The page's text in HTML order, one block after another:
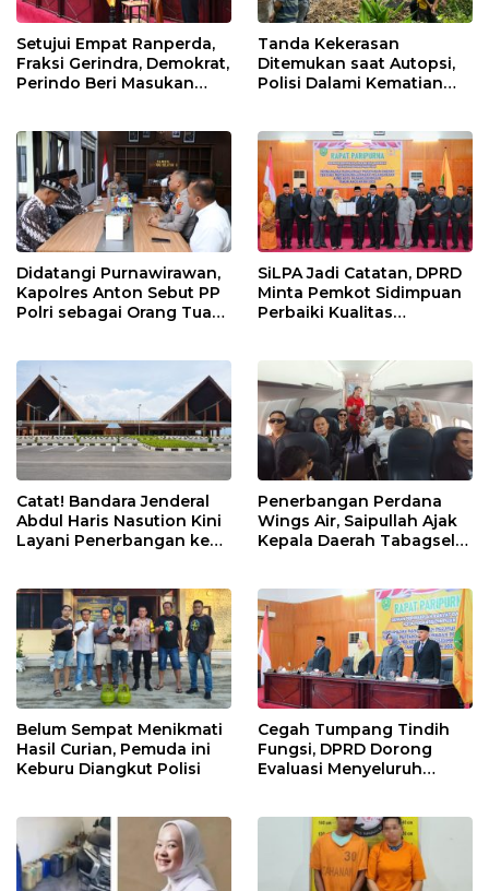
Setujui Empat Ranperda,
Fraksi Gerindra, Demokrat,
Perindo Beri Masukan
Tanda Kekerasan
Ditemukan saat Autopsi,
Polisi Dalami Kematian
Didatangi Purnawirawan,
Kapolres Anton Sebut PP
Polri sebagai Orang Tua
SiLPA Jadi Catatan, DPRD
Minta Pemkot Sidimpuan
Perbaiki Kualitas
Catat! Bandara Jenderal
Abdul Haris Nasution Kini
Layani Penerbangan ke
Penerbangan Perdana
Wings Air, Saipullah Ajak
Kepala Daerah Tabagsel
Belum Sempat Menikmati
Hasil Curian, Pemuda ini
Keburu Diangkut Polisi
Cegah Tumpang Tindih
Fungsi, DPRD Dorong
Evaluasi Menyeluruh